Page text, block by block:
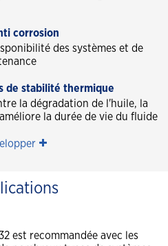
corrosion
des systèmes et de
de stabilité thermique
la dégradation de l'huile, la
la durée de vie du fluide
est recommandée avec les